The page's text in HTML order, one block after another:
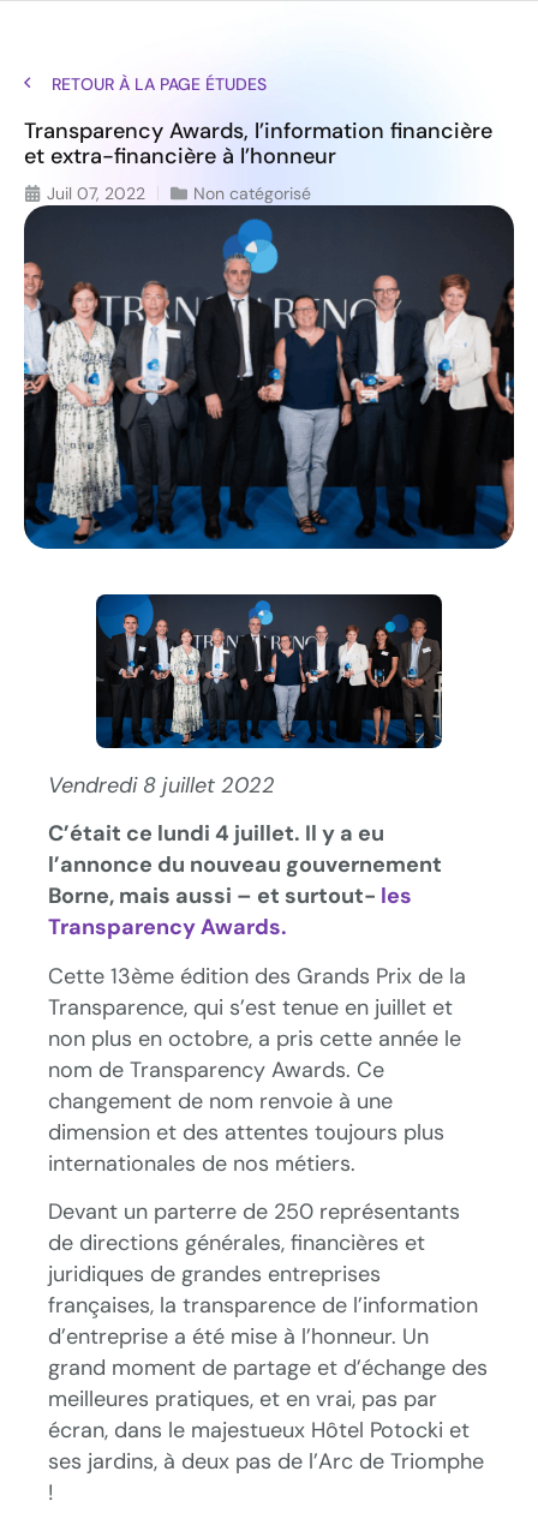
RETOUR À LA PAGE ÉTUDES
Transparency Awards, l’information financière
et extra-financière à l’honneur
Juil 07, 2022 Non catégorisé
Vendredi 8 juillet 2022
C’était ce lundi 4 juillet. Il y a eu
l’annonce du nouveau gouvernement
Borne, mais aussi – et surtout- les
Transparency Awards.
Cette 13ème édition des Grands Prix de la
Transparence, qui s’est tenue en juillet et
non plus en octobre, a pris cette année le
nom de Transparency Awards. Ce
changement de nom renvoie à une
dimension et des attentes toujours plus
internationales de nos métiers.
Devant un parterre de 250 représentants
de directions générales, financières et
juridiques de grandes entreprises
françaises, la transparence de l’information
d’entreprise a été mise à l’honneur. Un
grand moment de partage et d’échange des
meilleures pratiques, et en vrai, pas par
écran, dans le majestueux Hôtel Potocki et
ses jardins, à deux pas de l’Arc de Triomphe
!